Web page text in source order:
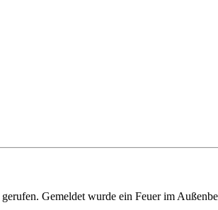
Gemeldet wurde ein Feuer im